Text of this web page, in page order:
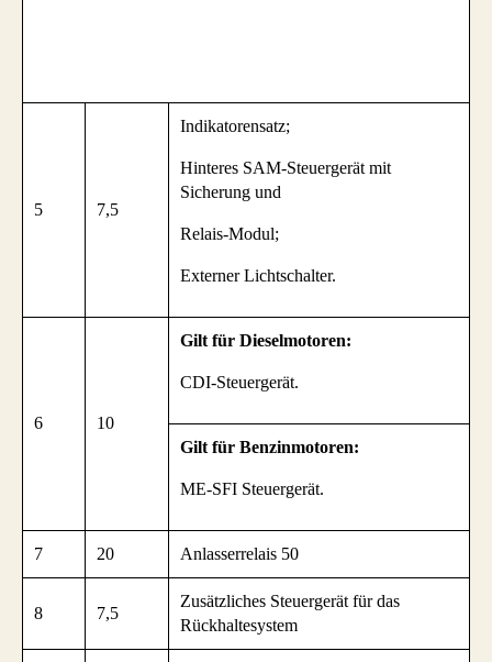
5 7,5
Indikatorensatz;
Hinteres SAM-Steuergerät mit
Sicherung und
Relais-Modul;
Externer Lichtschalter.
6 10
Gilt für Dieselmotoren:
CDI-Steuergerät.
Gilt für Benzinmotoren:
ME-SFI Steuergerät.
7 20 Anlasserrelais 50
8 7,5
Zusätzliches Steuergerät für das
Rückhaltesystem